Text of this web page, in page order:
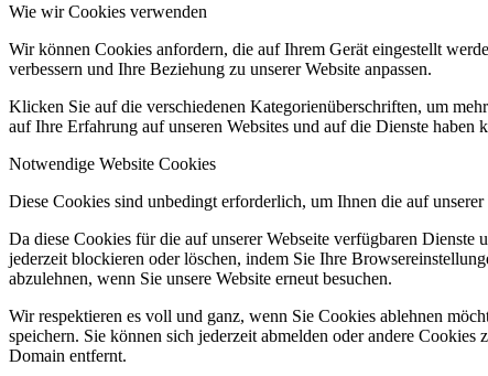
Wie wir Cookies verwenden
Wir können Cookies anfordern, die auf Ihrem Gerät eingestellt
verbessern und Ihre Beziehung zu unserer Website anpassen.
Klicken Sie auf die verschiedenen Kategorienüberschriften, um
auf Ihre Erfahrung auf unseren Websites und auf die Dienste haben
Notwendige Website Cookies
Diese Cookies sind unbedingt erforderlich, um Ihnen die auf
Da diese Cookies für die auf unserer Webseite verfügbaren
jederzeit blockieren oder löschen, indem Sie Ihre
abzulehnen, wenn Sie unsere Website erneut besuchen.
Wir respektieren es voll und ganz, wenn Sie Cookies ablehnen
speichern. Sie können sich jederzeit abmelden oder andere
Domain entfernt.